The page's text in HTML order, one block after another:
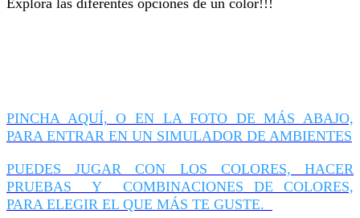
Explora las diferentes opciones de un color!!!
PINCHA AQUÍ, O EN LA FOTO DE MÁS ABAJO,
PARA ENTRAR EN UN SIMULADOR DE AMBIENTES
PUEDES JUGAR CON LOS COLORES, HACER
PRUEBAS Y COMBINACIONES DE COLORES,
PARA ELEGIR EL QUE MÁS TE GUSTE.